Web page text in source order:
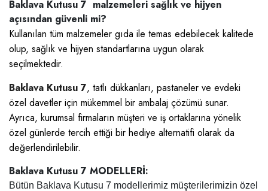
Baklava Kutusu 7 malzemeleri sağlık ve hijyen
açısından güvenli mi?
Kullanılan tüm malzemeler gıda ile temas edebilecek kalitede
olup, sağlık ve hijyen standartlarına uygun olarak
seçilmektedir.
Baklava Kutusu 7, tatlı dükkanları, pastaneler ve evdeki
özel davetler için mükemmel bir ambalaj çözümü sunar.
Ayrıca, kurumsal firmaların müşteri ve iş ortaklarına yönelik
özel günlerde tercih ettiği bir hediye alternatifi olarak da
değerlendirilebilir.
Baklava Kutusu 7 MODELLERİ:
Bütün Baklava Kutusu 7 modellerimiz müşterilerimizin özel